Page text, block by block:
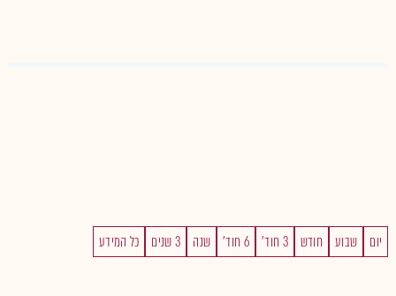
יום שבוע חודש 3 חוד' 6 חוד' שנה 3 שנים כל המידע